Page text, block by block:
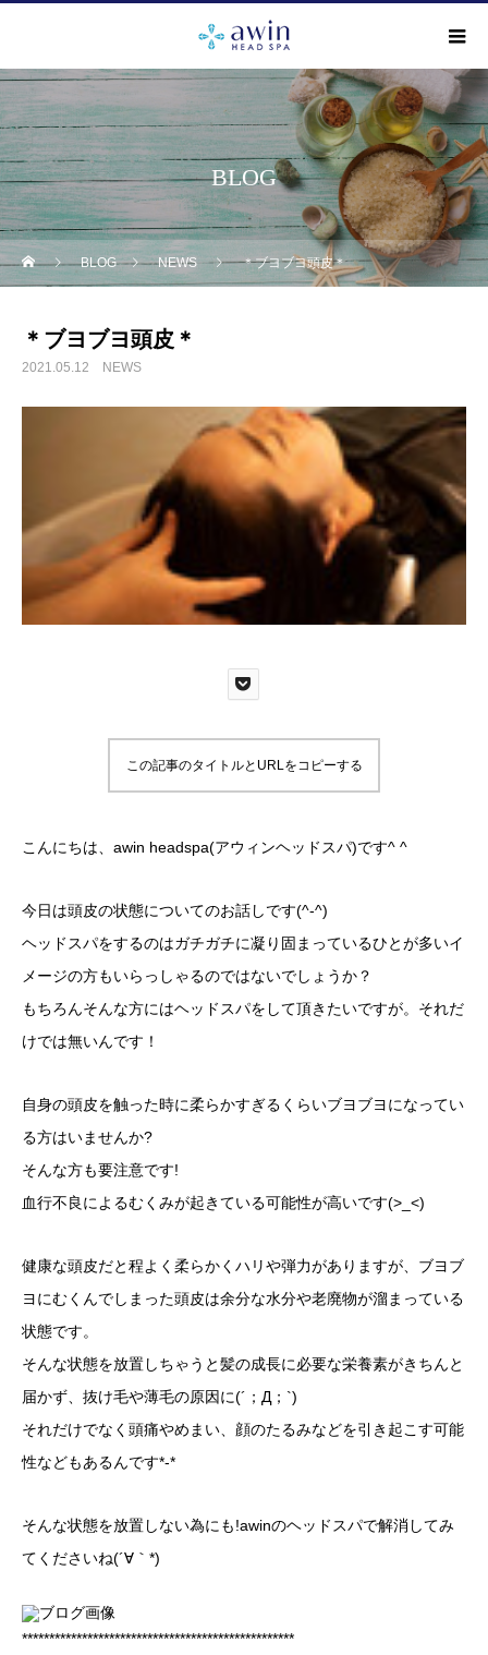
BLOG
BLOG NEWS ＊ブヨブヨ頭皮＊
＊ブヨブヨ頭皮＊
2021.05.12 NEWS
この記事のタイトルとURLをコピーする
こんにちは、awin headspa(アウィンヘッドスパ)です^ ^
今日は頭皮の状態についてのお話しです(^-^)
ヘッドスパをするのはガチガチに凝り固まっているひとが多いイ
メージの方もいらっしゃるのではないでしょうか？
もちろんそんな方にはヘッドスパをして頂きたいですが。それだ
けでは無いんです！
自身の頭皮を触った時に柔らかすぎるくらいブヨブヨになってい
る方はいませんか?
そんな方も要注意です!
血行不良によるむくみが起きている可能性が高いです(>_<)
健康な頭皮だと程よく柔らかくハリや弾力がありますが、ブヨブ
ヨにむくんでしまった頭皮は余分な水分や老廃物が溜まっている
状態です。
そんな状態を放置しちゃうと髪の成長に必要な栄養素がきちんと
届かず、抜け毛や薄毛の原因に(´；Д；`)
それだけでなく頭痛やめまい、顔のたるみなどを引き起こす可能
性などもあるんです*-*
そんな状態を放置しない為にも!awinのヘッドスパで解消してみ
てくださいね(´∀｀*)
**************************************************